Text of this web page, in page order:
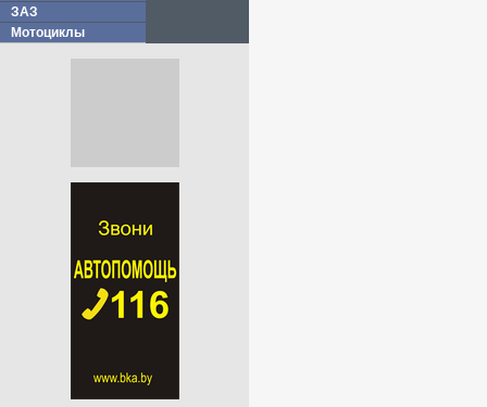
ЗАЗ
Мотоциклы